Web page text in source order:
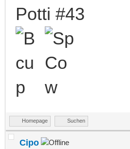
Potti #43
Homepage Suchen
Cipo